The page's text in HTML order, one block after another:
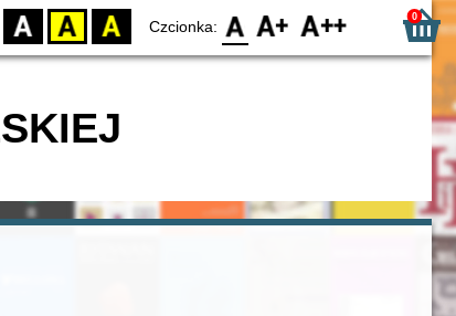
BW YB BY Czcionka: F0 F1 F2 0